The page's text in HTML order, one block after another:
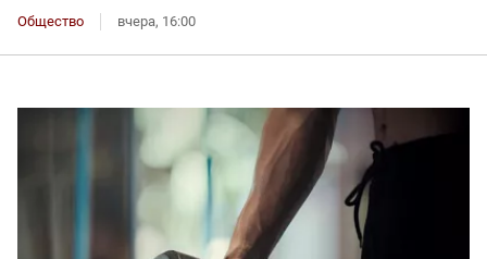
Общество вчера, 16:00